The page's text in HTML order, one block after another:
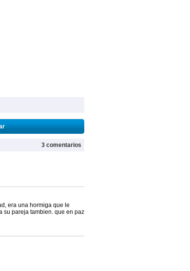
3 comentarios
era una hormiga que le
su pareja tambien. que en paz